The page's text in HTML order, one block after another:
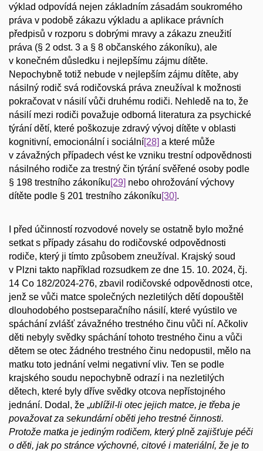
výklad odpovídá nejen základním zásadám soukromého
práva v podobě zákazu výkladu a aplikace právních
předpisů v rozporu s dobrými mravy a zákazu zneužití
práva (§ 2 odst. 3 a § 8 občanského zákoníku), ale
v konečném důsledku i nejlepšímu zájmu dítěte.
Nepochybně totiž nebude v nejlepším zájmu dítěte, aby
násilný rodič svá rodičovská práva zneužíval k možnosti
pokračovat v násilí vůči druhému rodiči. Nehledě na to, že
násilí mezi rodiči považuje odborná literatura za psychické
týrání dětí, které poškozuje zdravý vývoj dítěte v oblasti
kognitivní, emocionální i sociální[28] a které může
v závažných případech vést ke vzniku trestní odpovědnosti
násilného rodiče za trestný čin týrání svěřené osoby podle
§ 198 trestního zákoníku[29] nebo ohrožování výchovy
dítěte podle § 201 trestního zákoníku[30].
I před účinností rozvodové novely se ostatně bylo možné
setkat s případy zásahu do rodičovské odpovědnosti
rodiče, který ji tímto způsobem zneužíval. Krajský soud
v Plzni takto například rozsudkem ze dne 15. 10. 2024, čj.
14 Co 182/2024-276, zbavil rodičovské odpovědnosti otce,
jenž se vůči matce společných nezletilých dětí dopouštěl
dlouhodobého postseparačního násilí, které vyústilo ve
spáchání zvlášť závažného trestného činu vůči ní. Ačkoliv
děti nebyly svědky spáchání tohoto trestného činu a vůči
dětem se otec žádného trestného činu nedopustil, mělo na
matku toto jednání velmi negativní vliv. Ten se podle
krajského soudu nepochybně odrazí i na nezletilých
dětech, které byly dříve svědky otcova nepřístojného
jednání. Dodal, že „ublížil-li otec jejich matce, je třeba je
považovat za sekundární oběti jeho trestné činnosti.
Protože matka je jediným rodičem, který plně zajišťuje péči
o děti, jak po stránce výchovné, citové i materiální, že je to